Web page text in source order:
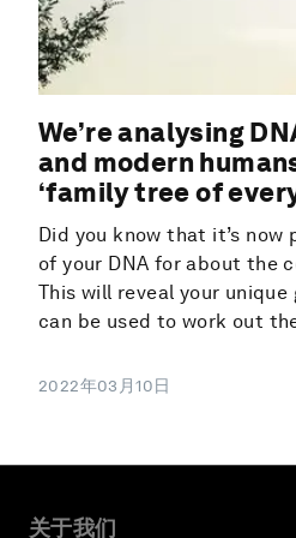
We’re analysing
and modern
‘family tree of
Did you know that it’s now
of your DNA for about the
This will reveal your
can be used to work out
2022年03月10日
关于我们